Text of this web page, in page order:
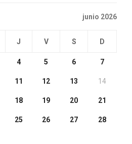
junio 2026
J V S D
4 5 6 7
11 12 13 14
18 19 20 21
25 26 27 28